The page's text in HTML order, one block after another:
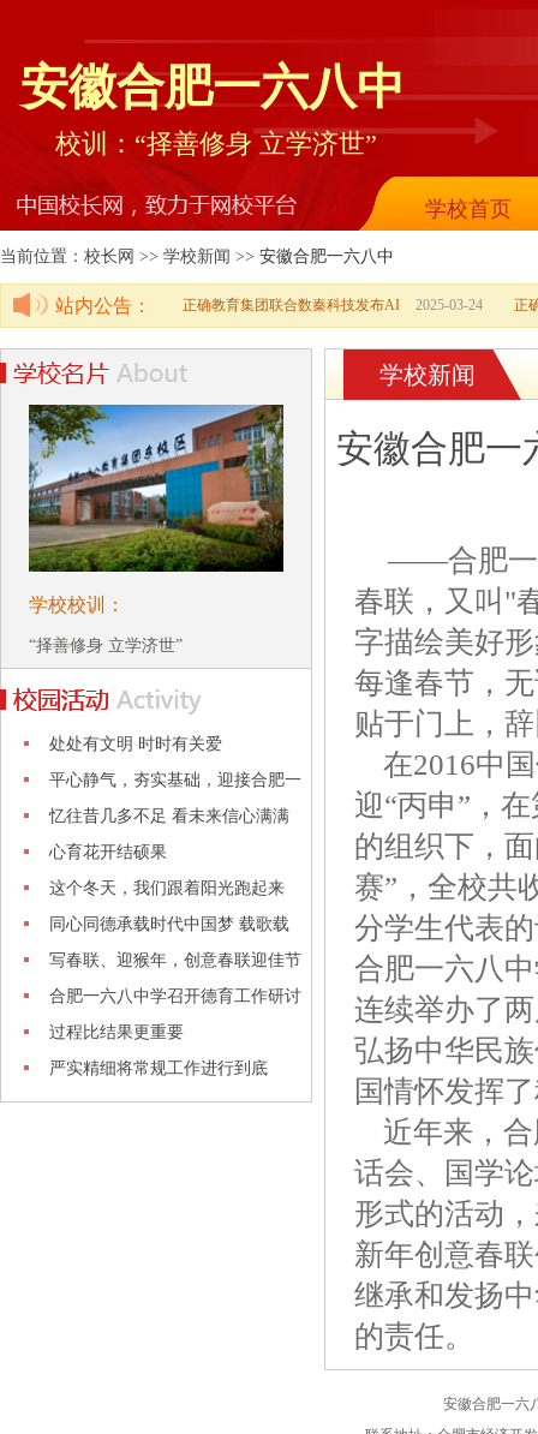
安徽合肥一六八中
校训：“择善修身 立学济世”
学校首页
当前位置：校长网 >> 学校新闻 >> 安徽合肥一六八中
站内公告： 2025-03-24
正确教育集团联合数秦科技发布AI 正
学校校训：
“择善修身 立学济世”
处处有文明 时时有关爱
平心静气，夯实基础，迎接合肥一
模
忆往昔几多不足 看未来信心满满
心育花开结硕果
这个冬天，我们跟着阳光跑起来
同心同德承载时代中国梦 载歌载
舞绽放
写春联、迎猴年，创意春联迎佳节
合肥一六八中学召开德育工作研讨
会
过程比结果更重要
严实精细将常规工作进行到底
学校新闻
安徽合肥一
——合肥一
春联，又叫"
字描绘美好
每逢春节，
贴于门上，
在2016中国
迎“丙申”，
的组织下，
赛”，全校共
分学生代表
合肥一六八
连续举办了
弘扬中华民
国情怀发挥
近年来，合
话会、国学
形式的活动
新年创意春
继承和发扬
的责任。
安徽合肥一六